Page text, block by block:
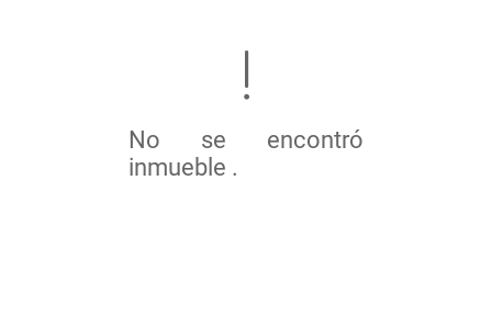
No se encontró
inmueble .